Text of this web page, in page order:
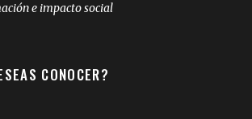
e impacto social
CONOCER?